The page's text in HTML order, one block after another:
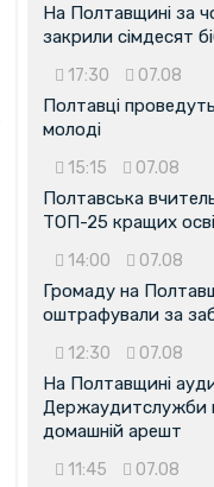
На Полтавщині за
закрили сімдесят
17:30 07.08
Полтавці
молоді
15:15 07.08
Полтавська
ТОП-25 кращих
14:00 07.08
Громаду на
оштрафували за
12:30 07.08
На Полтавщині
Держаудитслужби
домашній арешт
11:45 07.08